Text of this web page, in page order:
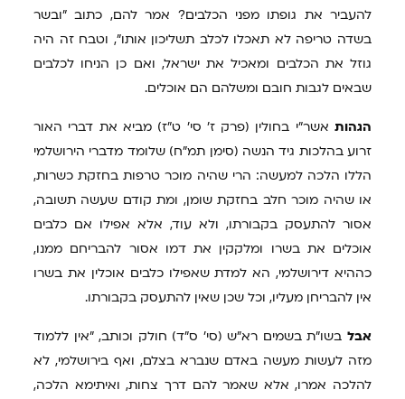
להעביר את גופתו מפני הכלבים? אמר להם, כתוב "ובשר
בשדה טריפה לא תאכלו לכלב תשליכון אותו", וטבח זה היה
גוזל את הכלבים ומאכיל את ישראל, ואם כן הניחו לכלבים
שבאים לגבות חובם ומשלהם הם אוכלים.
הגהות אשר"י בחולין (פרק ז' סי' ט"ז) מביא את דברי האור
זרוע בהלכות גיד הנשה (סימן תמ"ח) שלומד מדברי הירושלמי
הללו הלכה למעשה: הרי שהיה מוכר טרפות בחזקת כשרות,
או שהיה מוכר חלב בחזקת שומן, ומת קודם שעשה תשובה,
אסור להתעסק בקבורתו, ולא עוד, אלא אפילו אם כלבים
אוכלים את בשרו ומלקקין את דמו אסור להבריחם ממנו,
כההיא דירושלמי, הא למדת שאפילו כלבים אוכלין את בשרו
אין להבריחן מעליו, וכל שכן שאין להתעסק בקבורתו.
אבל בשו"ת בשמים רא"ש (סי' ס"ד) חולק וכותב, "אין ללמוד
מזה לעשות מעשה באדם שנברא בצלם, ואף בירושלמי, לא
להלכה אמרו, אלא שאמר להם דרך צחות, ואיתימא הלכה,